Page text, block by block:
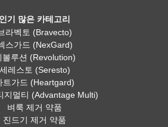
인기 많은 카테고리
라벡토 (Bravecto)
스가드 (NexGard)
볼루션 (Revolution)
세레스토 (Seresto)
트가드 (Heartgard)
지멀티 (Advantage Multi)
벼룩 제거 약품
진드기 제거 약품